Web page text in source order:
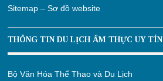
Sitemap – Sơ đồ website
THÔNG TIN DU LỊCH ẨM THỰC UY TÍN
Bộ Văn Hóa Thể Thao và Du Lịch